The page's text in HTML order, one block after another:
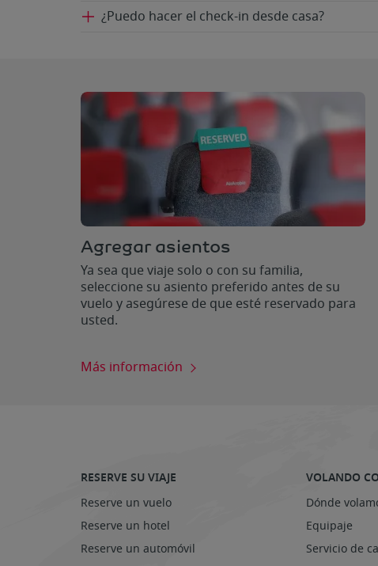
¿Puedo hacer el check-in desde casa?
Agregar asientos
Ya sea que viaje solo o con su familia,
seleccione su asiento preferido antes de su
vuelo y asegúrese de que esté reservado para
usted.
Más información
RESERVE SU VIAJE
Reserve un vuelo
Reserve un hotel
Reserve un automóvil
VOLANDO
Dónde
Equipaje
Servicio de